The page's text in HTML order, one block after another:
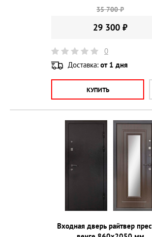
35 700 ₽
29 300 ₽
0
Доставка: от 1 дня
КУПИТЬ
Входная дверь райтвер